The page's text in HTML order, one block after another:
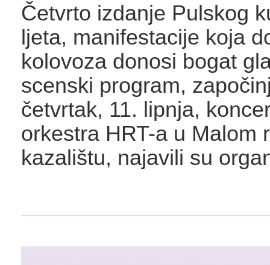
Četvrto izdanje Pulskog
ljeta, manifestacije koja
kolovoza donosi bogat
scenski program,
četvrtak, 11. lipnja,
orkestra HRT-a u Malom
kazalištu, najavili su